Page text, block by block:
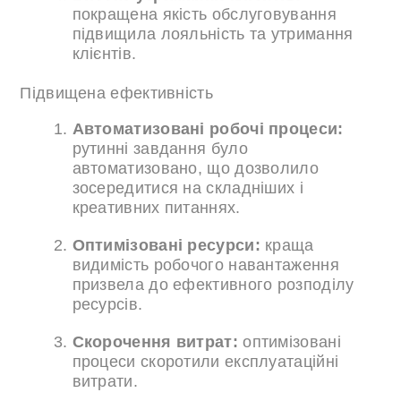
покращена якість обслуговування
підвищила лояльність та утримання
клієнтів.
Підвищена ефективність
Автоматизовані робочі процеси:
рутинні завдання було
автоматизовано, що дозволило
зосередитися на складніших і
креативних питаннях.
Оптимізовані ресурси: краща
видимість робочого навантаження
призвела до ефективного розподілу
ресурсів.
Скорочення витрат: оптимізовані
процеси скоротили експлуатаційні
витрати.